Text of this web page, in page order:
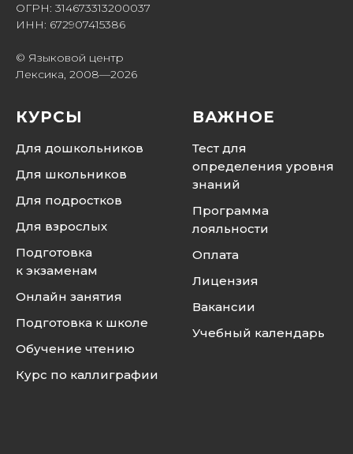
ОГРН: 314673313200037
ИНН: 672907415386
© Языковой центр
Лексика, 2008—2026
КУРСЫ
Для дошкольников
Для школьников
Для подростков
Для взрослых
Подготовка
к экзаменам
Онлайн занятия
Подготовка к школе
Обучение чтению
Курс по каллиграфии
ВАЖНОЕ
Тест для
определения уровня
знаний
Программа
лояльности
Оплата
Лицензия
Вакансии
Учебный календарь